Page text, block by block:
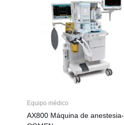
Equipo médico
AX800 Máquina de anestesia-